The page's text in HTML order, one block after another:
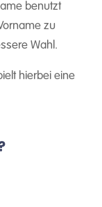
benutzt
zu
Wahl.
hierbei eine